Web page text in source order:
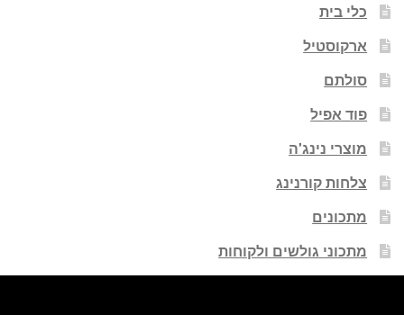
כלי בית
ארקוסטיל
סולתם
פוד אפיל
מוצרי נינג'ה
צלחות קורנינג
מתכונים
מתכוני גולשים ולקוחות